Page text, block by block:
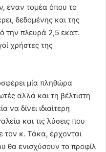
έναν τομέα όπου το
δεδομένης και της
την πλευρά 2,5 εκατ.
χρήστες της
μία πληθώρα
αλλά και τη βέλτιστη
να δίνει ιδιαίτερη
και τις λύσεις που
τον κ. Τάκα, έρχονται
θα ενισχύσουν το προφίλ